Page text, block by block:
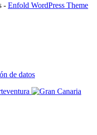
- Enfold WordPress Theme
de datos